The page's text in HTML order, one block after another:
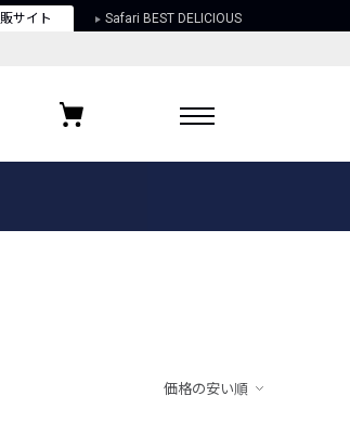
サイト Safari BEST DELICIOUS
お気に入りブランド
価格の安い順